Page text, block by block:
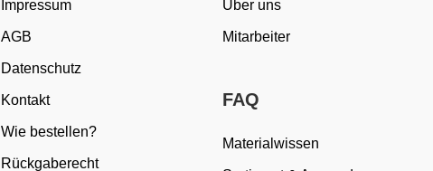
Impressum
AGB
Datenschutz
Kontakt
Wie bestellen?
Rückgaberecht
Über uns
Mitarbeiter
FAQ
Materialwissen